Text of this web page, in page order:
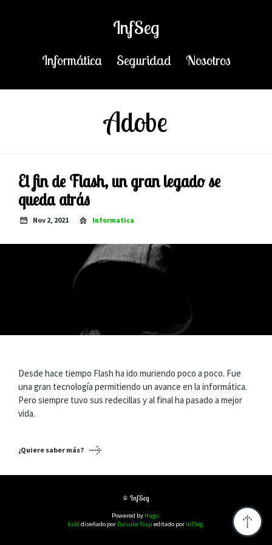
InfSeg
Informática Seguridad Nosotros
Adobe
El fin de Flash, un gran legado se
queda atrás
Nov 2, 2021 Informatica
Desde hace tiempo Flash ha ido muriendo poco a poco. Fue
una gran tecnología permitiendo un avance en la informática.
Pero siempre tuvo sus redecillas y al final ha pasado a mejor
vida.
¿Quiere saber más?
© InfSeg
Powered by Hugo.
Solitdiseñado por Daisuke Tsuji editado por InfSeg.